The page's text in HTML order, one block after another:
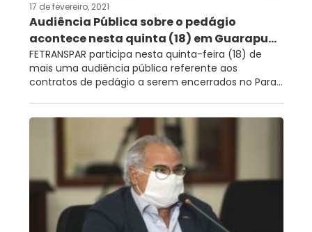
17 de fevereiro, 2021
Audiência Pública sobre o pedágio
acontece nesta quinta (18) em Guarapu...
FETRANSPAR participa nesta quinta-feira (18) de
mais uma audiência pública referente aos
contratos de pedágio a serem encerrados no Para...